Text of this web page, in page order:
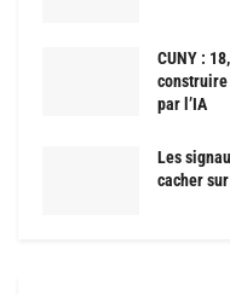
CUNY :
par l’IA
Les
cacher